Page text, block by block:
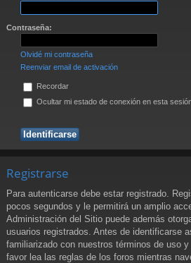
s
Contraseña:
Olvidé mi contraseña
Reenviar email de activación
Recordar
Ocultar mi estado de conexión en esta
Registrarse
Para autenticarse debe estar registrado.
pocos segundos y le permitirá un amplio
Administración del Sitio puede además
usuarios registrados. Antes de identificarse
familiarizado con nuestros términos de uso
favor lea las reglas de los foros mientras